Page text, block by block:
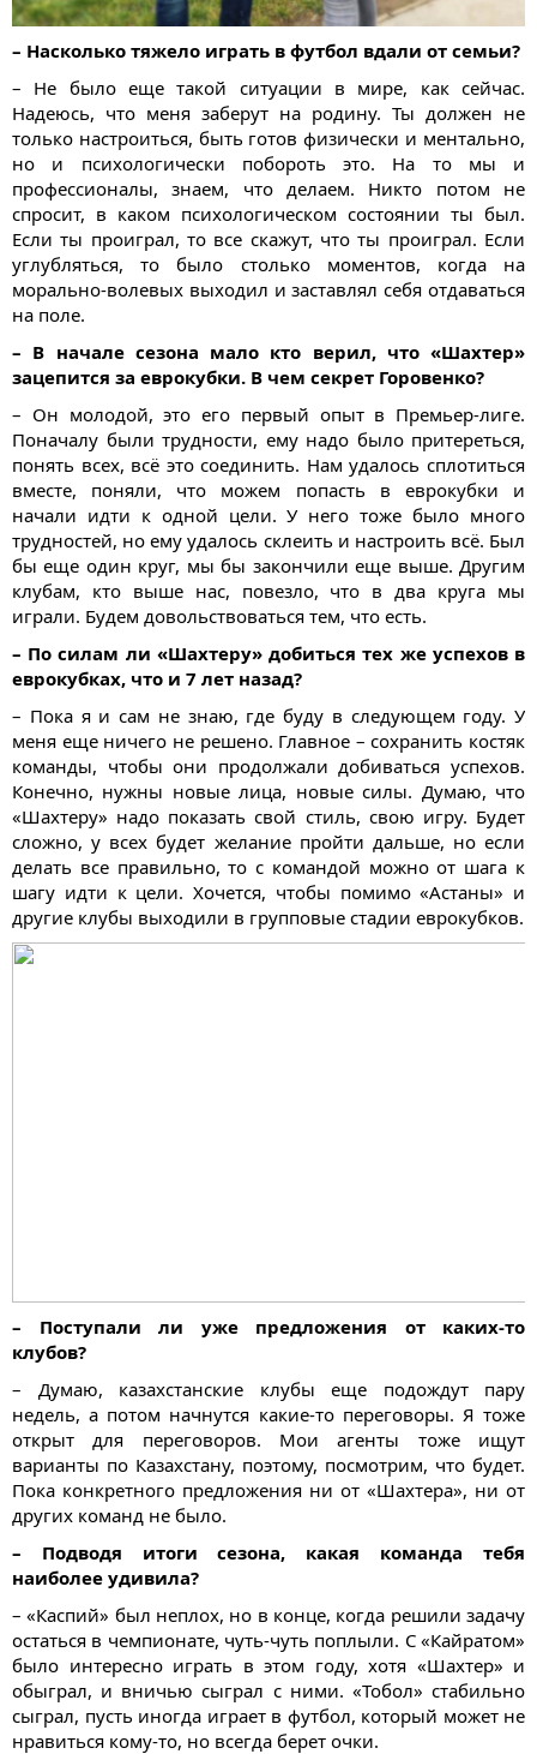
– Насколько тяжело играть в футбол вдали от семьи?
– Не было еще такой ситуации в мире, как сейчас.
Надеюсь, что меня заберут на родину. Ты должен не
только настроиться, быть готов физически и ментально,
но и психологически побороть это. На то мы и
профессионалы, знаем, что делаем. Никто потом не
спросит, в каком психологическом состоянии ты был.
Если ты проиграл, то все скажут, что ты проиграл. Если
углубляться, то было столько моментов, когда на
морально-волевых выходил и заставлял себя отдаваться
на поле.
– В начале сезона мало кто верил, что «Шахтер»
зацепится за еврокубки. В чем секрет Горовенко?
– Он молодой, это его первый опыт в Премьер-лиге.
Поначалу были трудности, ему надо было притереться,
понять всех, всё это соединить. Нам удалось сплотиться
вместе, поняли, что можем попасть в еврокубки и
начали идти к одной цели. У него тоже было много
трудностей, но ему удалось склеить и настроить всё. Был
бы еще один круг, мы бы закончили еще выше. Другим
клубам, кто выше нас, повезло, что в два круга мы
играли. Будем довольствоваться тем, что есть.
– По силам ли «Шахтеру» добиться тех же успехов в
еврокубках, что и 7 лет назад?
– Пока я и сам не знаю, где буду в следующем году. У
меня еще ничего не решено. Главное – сохранить костяк
команды, чтобы они продолжали добиваться успехов.
Конечно, нужны новые лица, новые силы. Думаю, что
«Шахтеру» надо показать свой стиль, свою игру. Будет
сложно, у всех будет желание пройти дальше, но если
делать все правильно, то с командой можно от шага к
шагу идти к цели. Хочется, чтобы помимо «Астаны» и
другие клубы выходили в групповые стадии еврокубков.
– Поступали ли уже предложения от каких-то
клубов?
– Думаю, казахстанские клубы еще подождут пару
недель, а потом начнутся какие-то переговоры. Я тоже
открыт для переговоров. Мои агенты тоже ищут
варианты по Казахстану, поэтому, посмотрим, что будет.
Пока конкретного предложения ни от «Шахтера», ни от
других команд не было.
– Подводя итоги сезона, какая команда тебя
наиболее удивила?
– «Каспий» был неплох, но в конце, когда решили задачу
остаться в чемпионате, чуть-чуть поплыли. С «Кайратом»
было интересно играть в этом году, хотя «Шахтер» и
обыграл, и вничью сыграл с ними. «Тобол» стабильно
сыграл, пусть иногда играет в футбол, который может не
нравиться кому-то, но всегда берет очки.